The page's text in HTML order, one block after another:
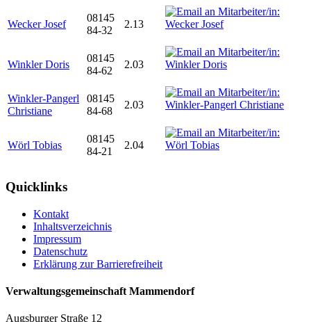
Wecker Josef
08145
84-32
2.13
Winkler Doris
08145
84-62
2.03
Winkler-Pangerl
Christiane
08145
84-68
2.03
Wörl Tobias
08145
84-21
2.04
Quicklinks
Kontakt
Inhaltsverzeichnis
Impressum
Datenschutz
Erklärung zur Barrierefreiheit
Verwaltungsgemeinschaft Mammendorf
Augsburger Straße 12